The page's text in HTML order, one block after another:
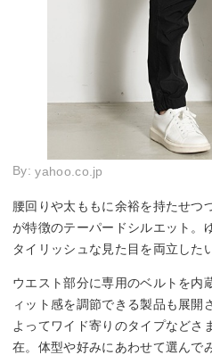
By:yahoo.co.jp
腰回りや太ももに余裕を持たせつ
が特徴のテーパードシルエット。
タイリッシュな見た目を両立した
ウエスト部分に専用のベルトを内
ィット感を調節できる製品も展開
よってワイド寄りのタイプなどさ
在。体型や好みにあわせて選んで